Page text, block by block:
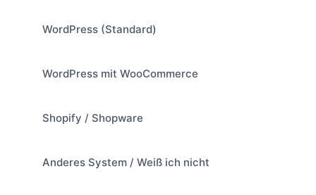
WordPress (Standard)
WordPress mit WooCommerce
Shopify / Shopware
Anderes System / Weiß ich nicht